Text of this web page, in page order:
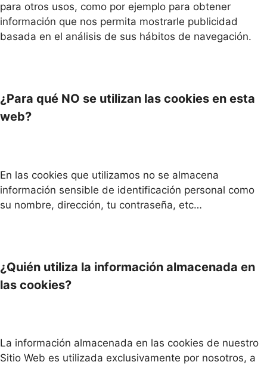
para otros usos, como por ejemplo para obtener
información que nos permita mostrarle publicidad
basada en el análisis de sus hábitos de navegación.
¿Para qué NO se utilizan las cookies en esta
web?
En las cookies que utilizamos no se almacena
información sensible de identificación personal como
su nombre, dirección, tu contraseña, etc…
¿Quién utiliza la información almacenada en
las cookies?
La información almacenada en las cookies de nuestro
Sitio Web es utilizada exclusivamente por nosotros, a